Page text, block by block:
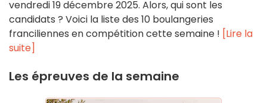
vendredi 19 décembre 2025. Alors, qui sont les
candidats ? Voici la liste des 10 boulangeries
franciliennes en compétition cette semaine ! [Lire la
suite]
Les épreuves de la semaine